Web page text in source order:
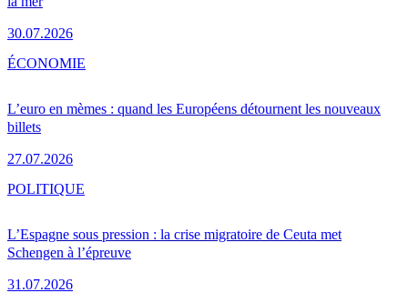
30.07.2026
L’euro en mèmes : quand les Européens détournent les nouveaux
billets
27.07.2026
ÉCONOMIE
L’Espagne sous pression : la crise migratoire de Ceuta met
Schengen à l’épreuve
31.07.2026
POLITIQUE